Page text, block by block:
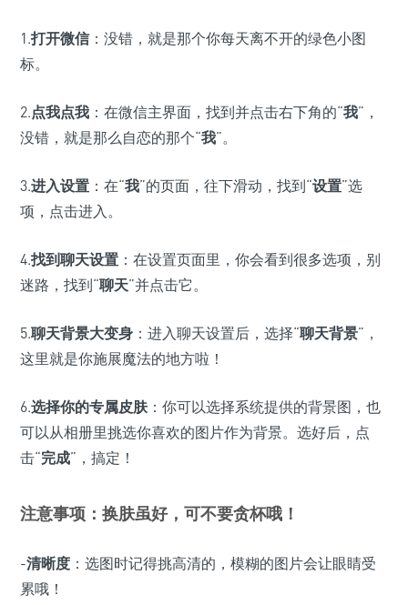
1.打开微信 ：没错，就是那个你每天离不开的绿色小图
标。
2.点我点我 ：在微信主界面，找到并点击右下角的“我”，
没错，就是那么自恋的那个“我”。
3.进入设置 ：在“我”的页面，往下滑动，找到“设置”选
项，点击进入。
4.找到聊天设置 ：在设置页面里，你会看到很多选项，别
迷路，找到“聊天”并点击它。
5.聊天背景大变身 ：进入聊天设置后，选择“聊天背景”，
这里就是你施展魔法的地方啦！
6.选择你的专属皮肤：你可以选择系统提供的背景图，也
可以从相册里挑选你喜欢的图片作为背景。选好后，点
击“完成”，搞定！
注意事项：换肤虽好，可不要贪杯哦！
-清晰度 ：选图时记得挑高清的，模糊的图片会让眼睛受
累哦！